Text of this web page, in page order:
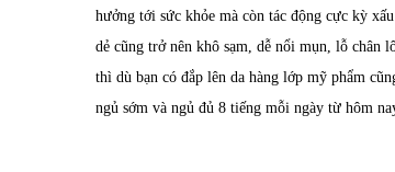
hưởng tới sức khỏe mà còn tác động cực kỳ
dẻ cũng trở nên khô sạm, dễ nổi mụn, lỗ chân
thì dù bạn có đắp lên da hàng lớp mỹ phẩm
ngủ sớm và ngủ đủ 8 tiếng mỗi ngày từ hôm